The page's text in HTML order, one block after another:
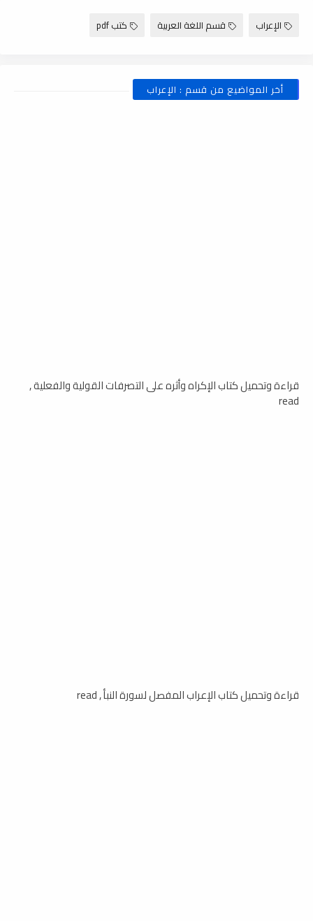
الإعراب قسم اللغة العربية كتب pdf
أخر المواضيع من قسم : الإعراب
قراءة وتحميل كتاب الإكراه وأثره على التصرفات القولية والفعلية ,
read
قراءة وتحميل كتاب الإعراب المفصل لسورة النبأ , read